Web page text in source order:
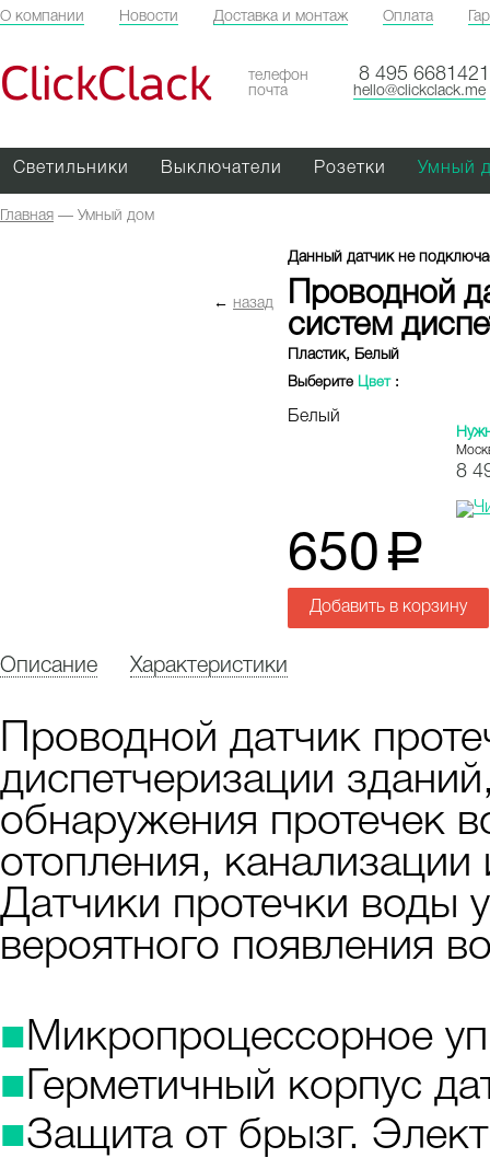
О компании Новости Доставка и монтаж Оплата
ClickClack телефон 8 495 6681421
почта hello@clickclack.me
Светильники Выключатели Розетки Умный
Главная — Умный дом
← назад
Данный датчик не
Проводной
систем
Пластик, Белый
Выберите Цвет :
Белый
8
650 a
Добавить в корзину
Описание Характеристики
Проводной датчик
диспетчеризации
обнаружения протечек
отопления,
Датчики протечки воды
вероятного появления
■ Микропроцессорное
■ Герметичный корпус
■Защита от брызг.